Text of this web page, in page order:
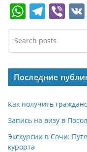
W
h
at
s
A
p
p
T
el
e
gr
a
m
Vi
b
Последние
Как получить
Запись на визу в
Экскурсии в Сочи:
курорта